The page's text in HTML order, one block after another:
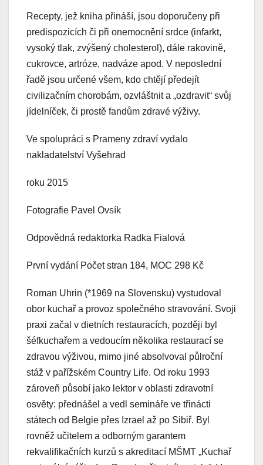
Recepty, jež kniha přináší, jsou doporučeny při
predispozicích či při onemocnění srdce (infarkt,
vysoký tlak, zvýšený cholesterol), dále rakovině,
cukrovce, artróze, nadváze apod. V neposlední
řadě jsou určené všem, kdo chtějí předejít
civilizačním chorobám, ozvláštnit a „ozdravit“ svůj
jídelníček, či prostě fandům zdravé výživy.
Ve spolupráci s Prameny zdraví vydalo
nakladatelství Vyšehrad
roku 2015
Fotografie Pavel Ovsík
Odpovědná redaktorka Radka Fialová
První vydání Počet stran 184, MOC 298 Kč
Roman Uhrin (*1969 na Slovensku) vystudoval
obor kuchař a provoz společného stravování. Svoji
praxi začal v dietních restauracích, později byl
šéfkuchařem a vedoucím několika restaurací se
zdravou výživou, mimo jiné absolvoval půlroční
stáž v pařížském Country Life. Od roku 1993
zároveň působí jako lektor v oblasti zdravotní
osvěty: přednášel a vedl semináře ve třinácti
státech od Belgie přes Izrael až po Sibiř. Byl
rovněž učitelem a odborným garantem
rekvalifikačních kurzů s akreditací MŠMT „Kuchař